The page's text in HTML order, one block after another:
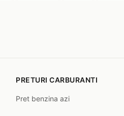
PRETURI CARBURANTI
Pret benzina azi